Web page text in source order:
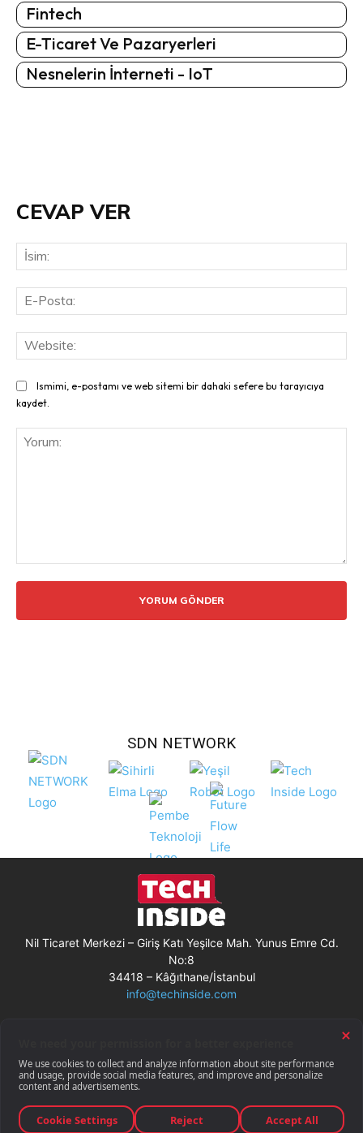
Fintech
E-Ticaret Ve Pazaryerleri
Nesnelerin İnterneti - IoT
CEVAP VER
Ismimi, e-postamı ve web sitemi bir dahaki sefere bu tarayıcıya
kaydet.
SDN NETWORK
Nil Ticaret Merkezi – Giriş Katı Yeşilce Mah. Yunus Emre Cd.
No:8
34418 – Kâğıthane/İstanbul
info@techinside.com
Gizlilik Bildirimi
RSS
© Techinside.com, İnternet Medyası